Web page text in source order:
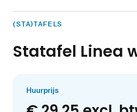
(STA)TAFELS
Statafel Linea
Huurprijs